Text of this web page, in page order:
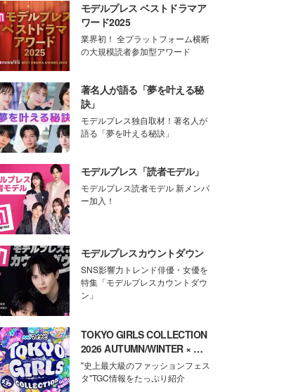
モデルプレス ベストドラマア
ワード2025
業界初！ 全プラットフォーム横断
の大規模読者参加型アワード
著名人が語る「夢を叶える秘
訣」
モデルプレス独自取材！著名人が
語る「夢を叶える秘訣」
モデルプレス「読者モデル」
モデルプレス読者モデル 新メンバ
ー加入！
モデルプレスカウントダウン
SNS影響力トレンド俳優・女優を
特集「モデルプレスカウントダウ
ン」
TOKYO GIRLS COLLECTION
2026 AUTUMN/WINTER × モ
デルプレス
"史上最大級のファッションフェス
タ"TGC情報をたっぷり紹介